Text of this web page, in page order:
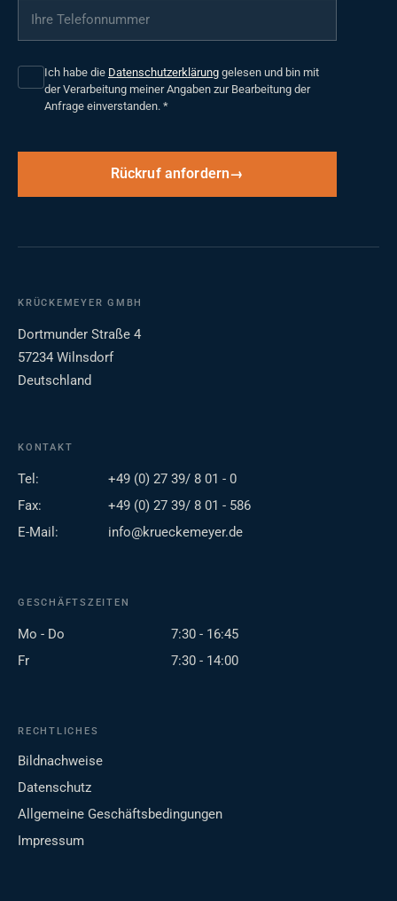
Ihre Telefonnummer
Ich habe die Datenschutzerklärung gelesen und bin mit
der Verarbeitung meiner Angaben zur Bearbeitung der
Anfrage einverstanden. *
Rückruf anfordern
KRÜCKEMEYER GMBH
Dortmunder Straße 4
57234 Wilnsdorf
Deutschland
KONTAKT
Tel:
+49 (0) 27 39/ 8 01 - 0
Fax:
+49 (0) 27 39/ 8 01 - 586
E-Mail:
info@krueckemeyer.de
GESCHÄFTSZEITEN
Mo - Do
7:30 - 16:45
Fr
7:30 - 14:00
RECHTLICHES
Bildnachweise
Datenschutz
Allgemeine Geschäftsbedingungen
Impressum